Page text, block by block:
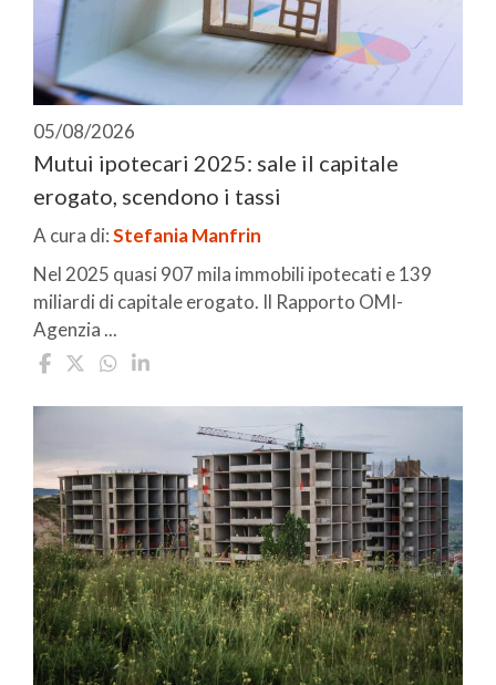
05/08/2026
Mutui ipotecari 2025: sale il capitale
erogato, scendono i tassi
A cura di:Stefania Manfrin
Nel 2025 quasi 907 mila immobili ipotecati e 139
miliardi di capitale erogato. Il Rapporto OMI-
Agenzia ...